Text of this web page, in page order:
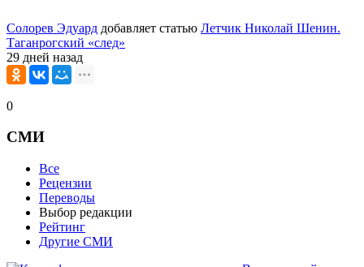
Солорев Эдуард добавляет статью Летчик Николай Шенин.
Таганрогский «след»
29 дней назад
0
СМИ
Все
Рецензии
Переводы
Выбор редакции
Рейтинг
Другие СМИ